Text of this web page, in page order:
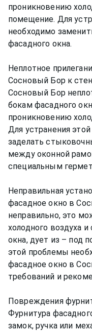
проникновению
помещение. Для
необходимо
фасадного окна.
Неплотное
Сосновый Бор к
Сосновый Бор
бокам фасадного
проникновению
Для устранения
заделать
между оконной
специальным
Неправильная
фасадное окно в
неправильно, это
холодного воздуха
окна, дует из – под
этой проблемы
фасадное окно в
требований и
Повреждения
Фурнитура
замок, ручка или